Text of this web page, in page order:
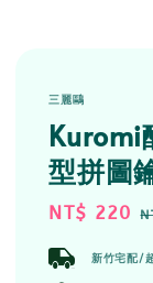
三麗鷗
Kuromi
型拼圖
Sale
NT$ 220
新竹宅配/